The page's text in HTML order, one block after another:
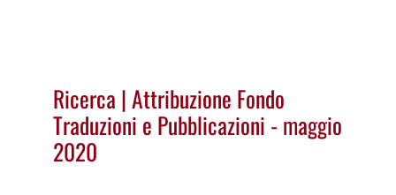
Ricerca | Attribuzione Fondo
Traduzioni e Pubblicazioni - maggio
2020